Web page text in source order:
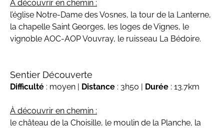
À découvrir en chemin :
l’église Notre-Dame des Vosnes, la tour de la Lanterne,
la chapelle Saint Georges, les loges de Vignes, le
vignoble AOC-AOP Vouvray, le ruisseau La Bédoire.
Sentier Découverte
Difficulté : moyen | Distance : 3h50 | Durée : 13.7km
À découvrir en chemin :
le château de la Choisille, le moulin de la Planche, la